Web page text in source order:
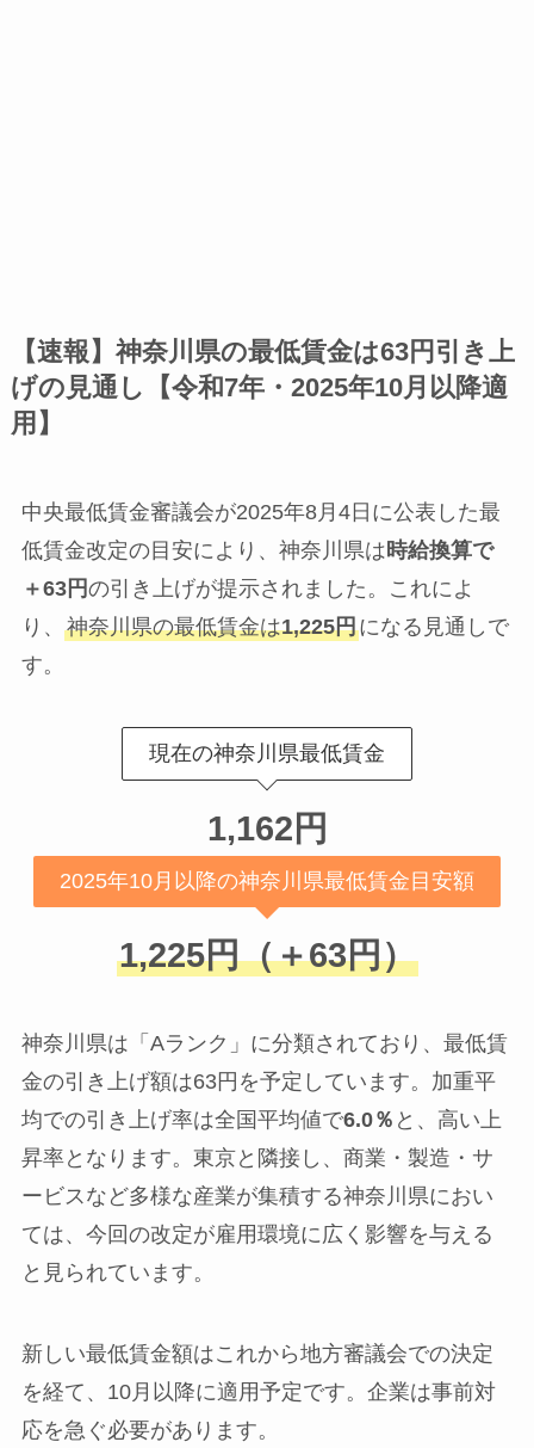
【速報】神奈川県の最低賃金は63円引き上
げの見通し【令和7年・2025年10月以降適
用】
中央最低賃金審議会が2025年8月4日に公表した最
低賃金改定の目安により、神奈川県は時給換算で
＋63円の引き上げが提示されました。これによ
り、 神奈川県の最低賃金は1,225円になる見通しで
す。
現在の神奈川県最低賃金
1,162円
2025年10月以降の神奈川県最低賃金目安額
1,225円（＋63円）
神奈川県は「Aランク」に分類されており、最低賃
金の引き上げ額は63円を予定しています。加重平
均での引き上げ率は全国平均値で6.0％ と、高い上
昇率となります。東京と隣接し、商業・製造・サ
ービスなど多様な産業が集積する神奈川県におい
ては、今回の改定が雇用環境に広く影響を与える
と見られています。
新しい最低賃金額はこれから地方審議会での決定
を経て、10月以降に適用予定です。企業は事前対
応を急ぐ必要があります。